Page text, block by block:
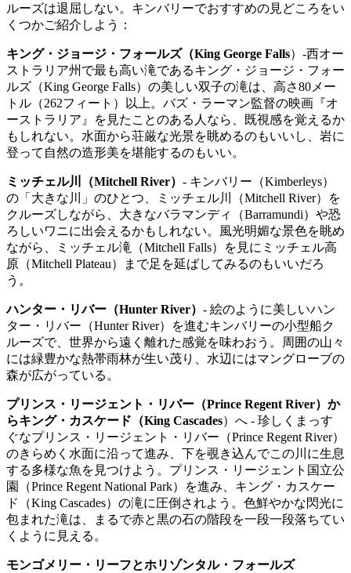
ルーズは退屈しない。キンバリーでおすすめの見どころをい
くつかご紹介しよう：
キング・ジョージ・フォールズ（King George Falls）-西オー
ストラリア州で最も高い滝であるキング・ジョージ・フォー
ルズ（King George Falls）の美しい双子の滝は、高さ80メー
トル（262フィート）以上。バズ・ラーマン監督の映画『オ
ーストラリア』を見たことのある人なら、既視感を覚えるか
もしれない。水面から荘厳な光景を眺めるのもいいし、岩に
登って自然の造形美を堪能するのもいい。
ミッチェル川（Mitchell River） - キンバリー（Kimberleys）
の「大きな川」のひとつ、ミッチェル川（Mitchell River）を
クルーズしながら、大きなバラマンディ（Barramundi）や恐
ろしいワニに出会えるかもしれない。風光明媚な景色を眺め
ながら、ミッチェル滝（Mitchell Falls）を見にミッチェル高
原（Mitchell Plateau）まで足を延ばしてみるのもいいだろ
う。
ハンター・リバー（Hunter River） - 絵のように美しいハン
ター・リバー（Hunter River）を進むキンバリーの小型船ク
ルーズで、世界から遠く離れた感覚を味わおう。周囲の山々
には緑豊かな熱帯雨林が生い茂り、水辺にはマングローブの
森が広がっている。
プリンス・リージェント・リバー（Prince Regent River）か
らキング・カスケード（King Cascades）へ - 珍しくまっす
ぐなプリンス・リージェント・リバー（Prince Regent River）
のきらめく水面に沿って進み、下を覗き込んでこの川に生息
する多様な魚を見つけよう。プリンス・リージェント国立公
園（Prince Regent National Park）を進み、キング・カスケー
ド（King Cascades）の滝に圧倒されよう。色鮮やかな閃光に
包まれた滝は、まるで赤と黒の石の階段を一段一段落ちてい
くように見える。
モンゴメリー・リーフとホリゾンタル・フォールズ